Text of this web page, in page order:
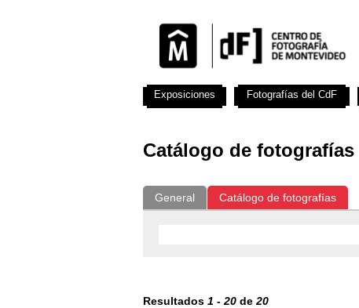
Catálogo de fotografías
General Catálogo de fotografías
Resultados 1 - 20 de 20
Exposiciones Fotografías del CdF